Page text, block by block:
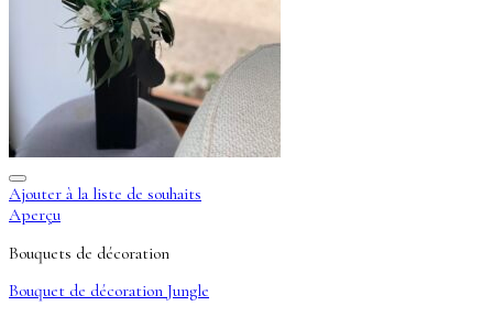
Ajouter à la liste de souhaits
Aperçu
Bouquets de décoration
Bouquet de décoration Jungle